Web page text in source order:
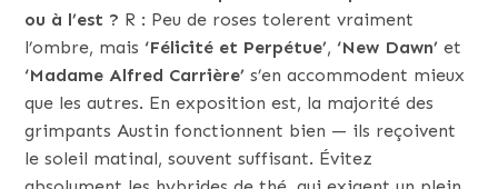
ou à l’est ? R : Peu de roses tolerent vraiment
l’ombre, mais ‘Félicité et Perpétue’, ‘New Dawn’ et
‘Madame Alfred Carrière’ s’en accommodent mieux
que les autres. En exposition est, la majorité des
grimpants Austin fonctionnent bien — ils reçoivent
le soleil matinal, souvent suffisant. Évitez